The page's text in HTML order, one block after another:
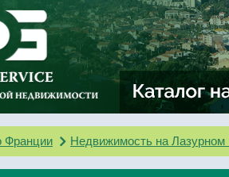
Франции Недвижимость на Лазурном